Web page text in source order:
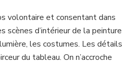
volontaire et consentant dans
scènes d’intérieur de la peinture
les costumes. Les détails
du tableau. On n’accroche